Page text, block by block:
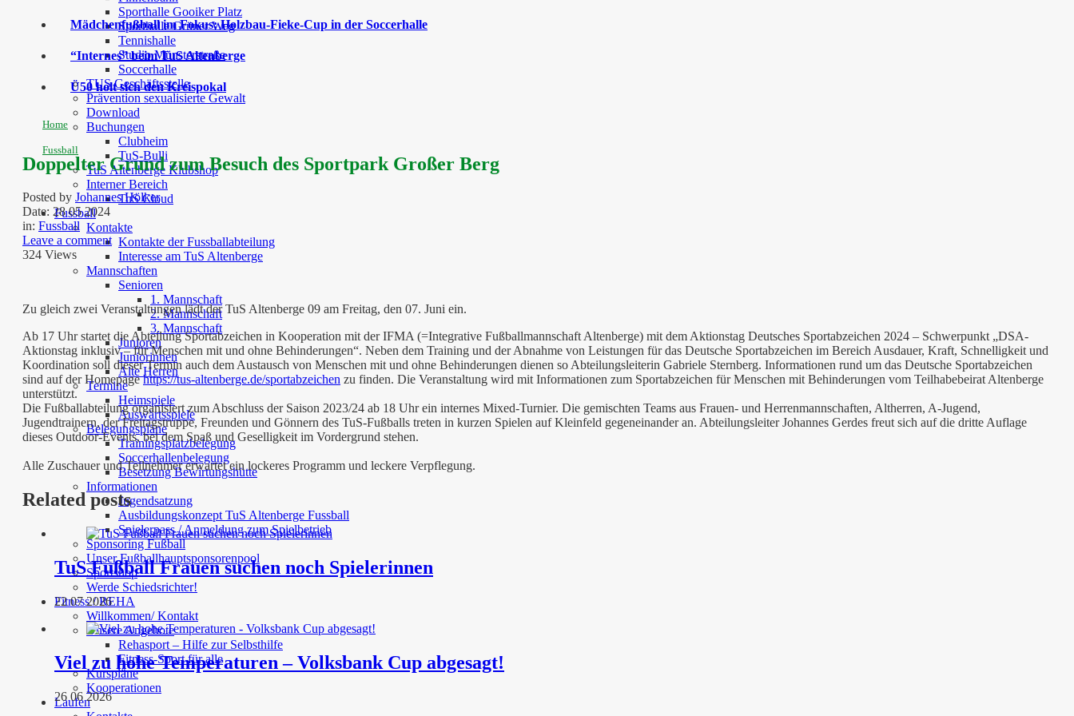
Sporthalle Gooiker Platz
Sporthalle Grüner Weg
Tennishalle
Studio Münsterstraße
Soccerhalle
TUS Geschäftsstelle
Prävention sexualisierte Gewalt
Download
Buchungen
Clubheim
TuS-Bulli
TuS Altenberge Klubshop
Interner Bereich
TuS Cloud
Fussball
Kontakte
Kontakte der Fussballabteilung
Interesse am TuS Altenberge
Mannschaften
Senioren
1. Mannschaft
2. Mannschaft
3. Mannschaft
Junioren
Juniorinnen
Alte Herren
Termine
Heimspiele
Auswärtsspiele
Belegungspläne
Trainingsplatzbelegung
Soccerhallenbelegung
Besetzung Bewirtungshütte
Informationen
Jugendsatzung
Ausbildungskonzept TuS Altenberge Fussball
Spielerpass / Anmeldung zum Spielbetrieb
Sponsoring Fußball
Unser Fußballhauptsponsorenpool
Sportshop
Werde Schiedsrichter!
Fitness / REHA
Willkommen/ Kontakt
Unsere Angebote
Rehasport – Hilfe zur Selbsthilfe
Fitness-Sport für alle
Kurspläne
Kooperationen
Laufen
Mädchenfußball im Fokus: Holzbau-Fieke-Cup in der Soccerhalle
“Internes” beim TuS Altenberge
Ü50 holt sich den Kreispokal
Home
Fussball
Doppelter Grund zum Besuch des Sportpark Großer Berg
Posted by Johannes Hölker
Date: 28 05 2024
in: Fussball
Leave a comment
324 Views
Zu gleich zwei Veranstaltungen lädt der TuS Altenberge 09 am Freitag, den 07. Juni ein.
Ab 17 Uhr startet die Abteilung Sportabzeichen in Kooperation mit der IFMA (=Integrative Fußballmannschaft Altenberge) mit dem Aktionstag Deutsches Sportabzeichen 2024 – Schwerpunkt „DSA-
Aktionstag inklusiv – für Menschen mit und ohne Behinderungen“. Neben dem Training und der Abnahme von Leistungen für das Deutsche Sportabzeichen im Bereich Ausdauer, Kraft, Schnelligkeit und
Koordination soll dieser Termin auch dem Austausch von Menschen mit und ohne Behinderungen dienen so Abteilungsleiterin Gabriele Sternberg. Informationen rund um das Deutsche Sportabzeichen
sind auf der Homepagehttps://tus-altenberge.de/sportabzeichen zu finden. Die Veranstaltung wird mit Informationen zum Sportabzeichen für Menschen mit Behinderungen vom Teilhabebeirat Altenberge
unterstützt.
Die Fußballabteilung organisiert zum Abschluss der Saison 2023/24 ab 18 Uhr ein internes Mixed-Turnier. Die gemischten Teams aus Frauen- und Herrenmannschaften, Altherren, A-Jugend,
Jugendtrainern, der Freitagstruppe, Freunden und Gönnern des TuS-Fußballs treten in kurzen Spielen auf Kleinfeld gegeneinander an. Abteilungsleiter Johannes Gerdes freut sich auf die dritte Auflage
dieses Outdoor-Events, bei dem Spaß und Geselligkeit im Vordergrund stehen.
Alle Zuschauer und Teilnehmer erwartet ein lockeres Programm und leckere Verpflegung.
Related posts
TuS Fußball Frauen suchen noch Spielerinnen
22 07 2026
Viel zu hohe Temperaturen – Volksbank Cup abgesagt!
26 06 2026